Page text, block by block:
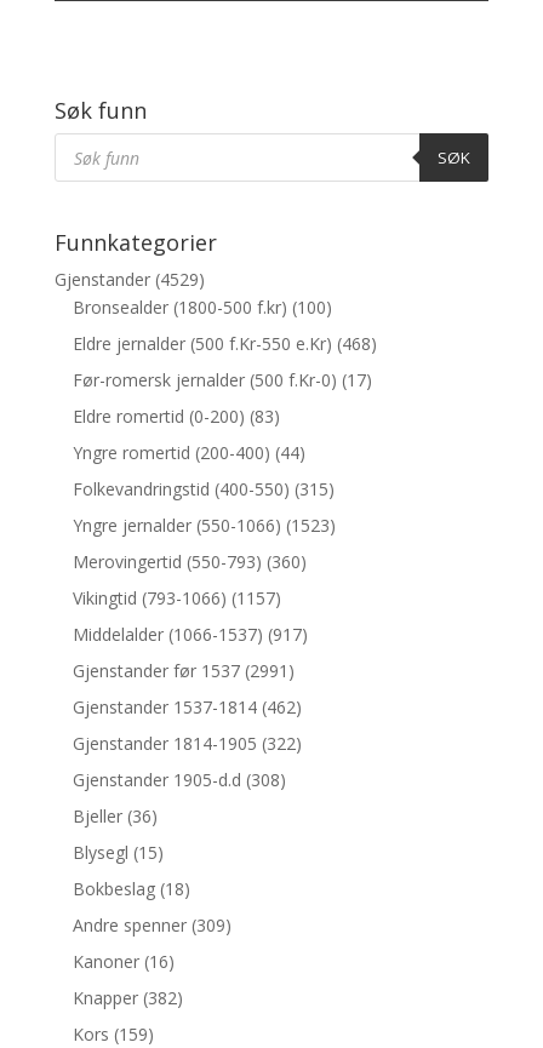
Søk funn
Products
Søk SØK
Funnkategorier
Gjenstander (4529)
Bronsealder (1800-500 f.kr) (100)
Eldre jernalder (500 f.Kr-550 e.Kr) (468)
Før-romersk jernalder (500 f.Kr-0) (17)
Eldre romertid (0-200) (83)
Yngre romertid (200-400) (44)
Folkevandringstid (400-550) (315)
Yngre jernalder (550-1066) (1523)
Merovingertid (550-793) (360)
Vikingtid (793-1066) (1157)
Middelalder (1066-1537) (917)
Gjenstander før 1537 (2991)
Gjenstander 1537-1814 (462)
Gjenstander 1814-1905 (322)
Gjenstander 1905-d.d (308)
Bjeller (36)
Blysegl (15)
Bokbeslag (18)
Andre spenner (309)
Kanoner (16)
Knapper (382)
Kors (159)